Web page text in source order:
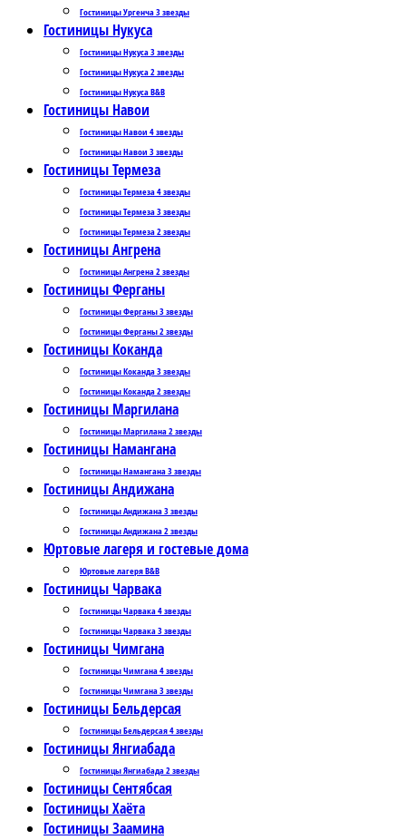
Гостиницы Ургенча 3 звезды
Гостиницы Нукуса
Гостиницы Нукуса 3 звезды
Гостиницы Нукуса 2 звезды
Гостиницы Нукуса B&B
Гостиницы Навои
Гостиницы Навои 4 звезды
Гостиницы Навои 3 звезды
Гостиницы Термеза
Гостиницы Термеза 4 звезды
Гостиницы Термеза 3 звезды
Гостиницы Термеза 2 звезды
Гостиницы Ангрена
Гостиницы Ангрена 2 звезды
Гостиницы Ферганы
Гостиницы Ферганы 3 звезды
Гостиницы Ферганы 2 звезды
Гостиницы Коканда
Гостиницы Коканда 3 звезды
Гостиницы Коканда 2 звезды
Гостиницы Маргилана
Гостиницы Маргилана 2 звезды
Гостиницы Намангана
Гостиницы Намангана 3 звезды
Гостиницы Андижана
Гостиницы Андижана 3 звезды
Гостиницы Андижана 2 звезды
Юртовые лагеря и гостевые дома
Юртовые лагеря B&B
Гостиницы Чарвака
Гостиницы Чарвака 4 звезды
Гостиницы Чарвака 3 звезды
Гостиницы Чимгана
Гостиницы Чимгана 4 звезды
Гостиницы Чимгана 3 звезды
Гостиницы Бельдерсая
Гостиницы Бельдерсая 4 звезды
Гостиницы Янгиабада
Гостиницы Янгиабада 2 звезды
Гостиницы Сентябсая
Гостиницы Хаёта
Гостиницы Заамина